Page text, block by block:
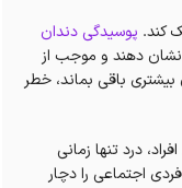
کند. پوسیدگی دندان
دهند و موجب از
باقی بماند، خطر
درد تنها زمانی
اجتماعی را دچار